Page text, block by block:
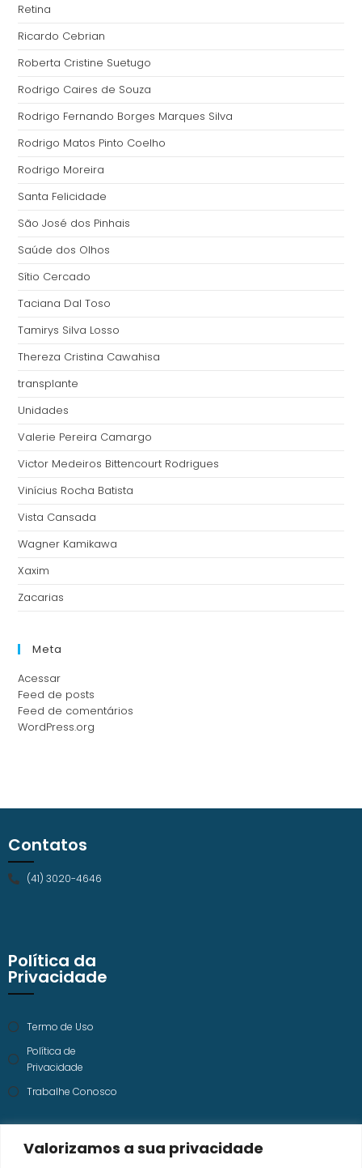
Valorizamos a sua privacidade
Retina
Ricardo Cebrian
Roberta Cristine Suetugo
Rodrigo Caires de Souza
Rodrigo Fernando Borges Marques Silva
Rodrigo Matos Pinto Coelho
Rodrigo Moreira
Santa Felicidade
São José dos Pinhais
Saúde dos Olhos
Sítio Cercado
Taciana Dal Toso
Tamirys Silva Losso
Thereza Cristina Cawahisa
transplante
Unidades
Valerie Pereira Camargo
Victor Medeiros Bittencourt Rodrigues
Vinícius Rocha Batista
Vista Cansada
Wagner Kamikawa
Xaxim
Zacarias
Meta
Acessar
Feed de posts
Feed de comentários
WordPress.org
Política da
Privacidade
Termo de Uso
Política de
Privacidade
Trabalhe Conosco
Contatos
(41) 3020-4646